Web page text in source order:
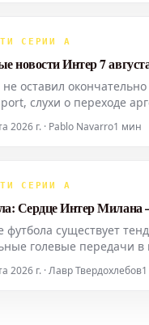
СЕРИИ А
новости Интер 7
оставил
слухи о переходе
того, один из ключевых
2026 г. · Pablo Navarro1 мин
СЕРИИ А
Сердце Интер Милана
футбола существует
голевые передачи в
2026 г. · Лавр Твердохлебов